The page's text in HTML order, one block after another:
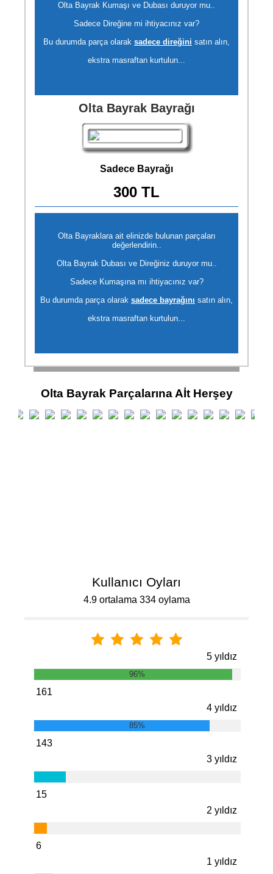
Olta Bayrak Kumaşı ve Dubası duruyor mu..
Sadece Direğine mi ihtiyacınız var?
Bu durumda parça olarak sadece direğini satın alın,
ekstra masraftan kurtulun...
Olta Bayrak Bayrağı
Sadece Bayrağı
300 TL
Olta Bayraklara ait elinizde bulunan parçaları
değerlendirin..
Olta Bayrak Dubası ve Direğiniz duruyor mu..
Sadece Kumaşına mı ihtiyacınız var?
Bu durumda parça olarak sadece bayrağını satın alın,
ekstra masraftan kurtulun...
Olta Bayrak Parçalarına Aİt Herşey
Kullanıcı Oyları
4.9 ortalama 334 oylama
5 yıldız
96%
161
4 yıldız
85%
143
3 yıldız
15
2 yıldız
6
1 yıldız